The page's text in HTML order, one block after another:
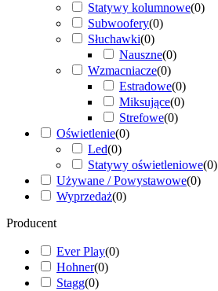
Statywy kolumnowe(0)
Subwoofery(0)
Słuchawki(0)
Nauszne(0)
Wzmacniacze(0)
Estradowe(0)
Miksujące(0)
Strefowe(0)
Oświetlenie(0)
Led(0)
Statywy oświetleniowe(0)
Używane / Powystawowe(0)
Wyprzedaż(0)
Producent
Ever Play(0)
Hohner(0)
Stagg(0)